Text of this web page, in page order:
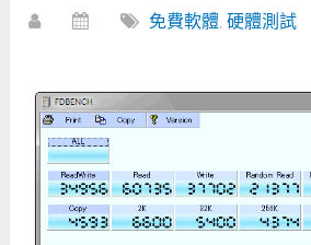
免費軟體,硬體測試